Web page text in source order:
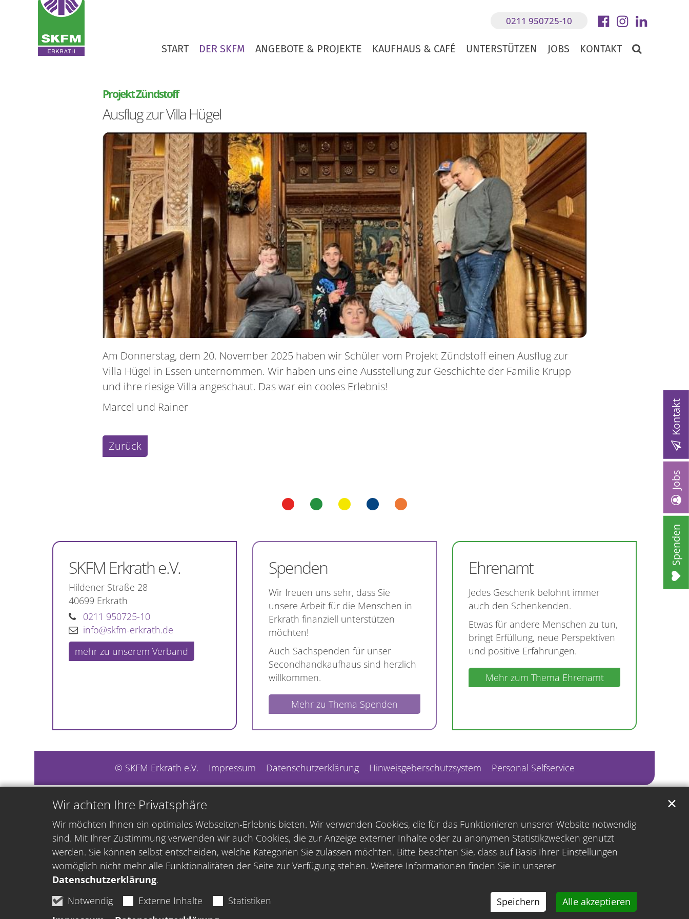
Wir achten Ihre Privatsphäre
Wir möchten Ihnen ein optimales Webseiten-Erlebnis bieten. Wir verwenden Cookies, die für das Funktionieren unserer Website notwendig
sind. Mit Ihrer Zustimmung verwenden wir auch Cookies, die zur Anzeige externer Inhalte oder zu anonymen Statistikzwecken genutzt
werden. Sie können selbst entscheiden, welche Kategorien Sie zulassen möchten. Bitte beachten Sie, dass auf Basis Ihrer Einstellungen
womöglich nicht mehr alle Funktionalitäten der Seite zur Verfügung stehen. Weitere Informationen finden Sie in unserer
Datenschutzerklärung.
Notwendig
Externe Inhalte Statistiken Speichern Alle akzeptieren
✕
Zum Inhalt springen
0211 950725-10
START DER SKFM ANGEBOTE & PROJEKTE KAUFHAUS & CAFÉ UNTERSTÜTZEN JOBS KONTAKT
Projekt Zündstoff:
Ausflug zur Villa Hügel
Am Donnerstag, dem 20. November 2025 haben wir Schüler vom Projekt Zündstoff einen Ausflug zur
Villa Hügel in Essen unternommen. Wir haben uns eine Ausstellung zur Geschichte der Familie Krupp
und ihre riesige Villa angeschaut. Das war ein cooles Erlebnis!
Marcel und Rainer
Zurück
SKFM Erkrath e.V.
Hildener Straße 28
40699 Erkrath
0211 950725-10
info@skfm-erkrath.de
mehr zu unserem Verband
Spenden
Wir freuen uns sehr, dass Sie
unsere Arbeit für die Menschen in
Erkrath finanziell unterstützen
möchten!
Auch Sachspenden für unser
Secondhandkaufhaus sind herzlich
willkommen.
Mehr zu Thema Spenden
Ehrenamt
Jedes Geschenk belohnt immer
auch den Schenkenden.
Etwas für andere Menschen zu tun,
bringt Erfüllung, neue Perspektiven
und positive Erfahrungen.
Mehr zum Thema Ehrenamt
Spenden
Jobs
Kontakt
© SKFM Erkrath e.V. Impressum Datenschutzerklärung Hinweisgeberschutzsystem Personal Selfservice